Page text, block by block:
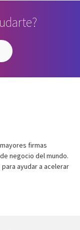
firmas
negocio del mundo.
ayudar a acelerar